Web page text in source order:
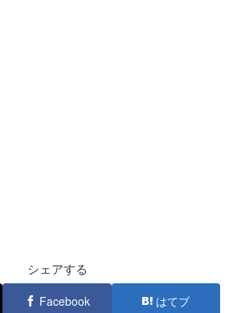
シェアする
Facebook はてブ